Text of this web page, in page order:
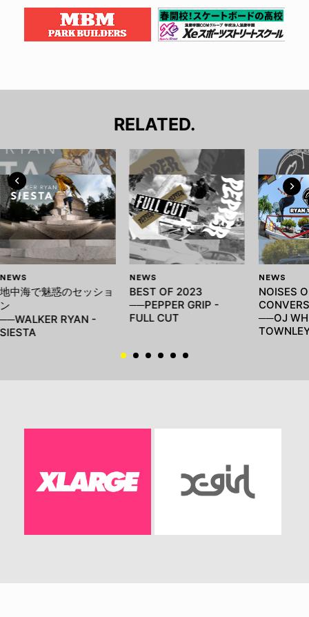
RELATED.
NEWS
地中海で魅惑のセッショ
ン
──WALKER RYAN -
SIESTA
NEWS
BEST OF 2023
──PEPPER GRIP -
FULL CUT
NEWS
NOISES
──OJ